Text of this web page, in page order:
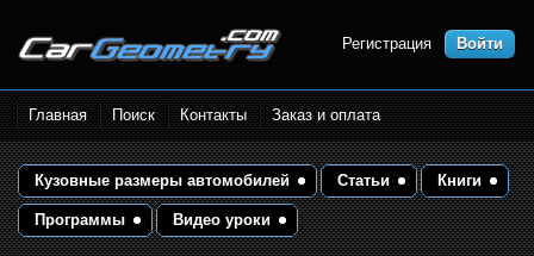
Размеры кузова автомобилей.
Контрольные точки и кузовные
размеры. Геометрия кузова
Регистрация Войти
Главная Поиск Контакты Заказ и оплата
Кузовные размеры автомобилей Статьи Книги
Программы Видео уроки